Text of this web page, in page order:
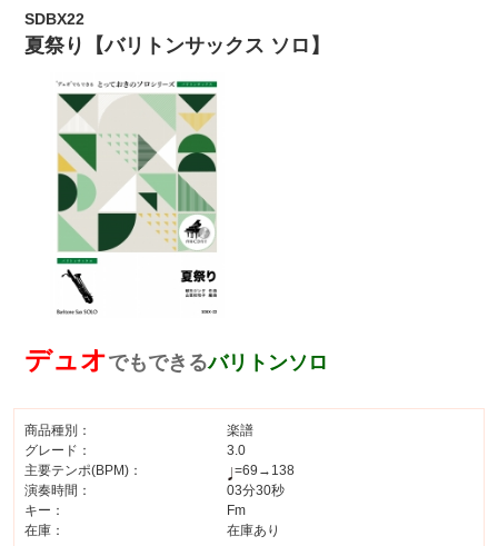
SDBX22
夏祭り【バリトンサックス ソロ】
デュオでもできるバリトンソロ
商品種別：
楽譜
グレード：
3.0
主要テンポ(BPM)：
=69→138
演奏時間：
03分30秒
キー：
Fm
在庫：
在庫あり